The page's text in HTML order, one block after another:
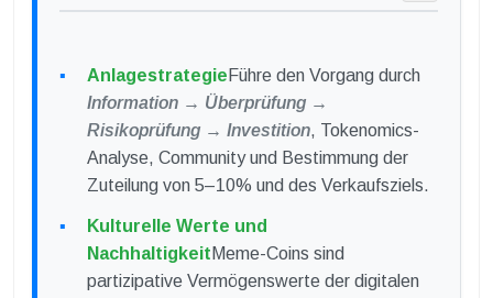
Anlagestrategie Führe den Vorgang durch
Information → Überprüfung →
Risikoprüfung → Investition, Tokenomics-
Analyse, Community und Bestimmung der
Zuteilung von 5–10% und des Verkaufsziels.
Kulturelle Werte und
Nachhaltigkeit Meme-Coins sind
partizipative Vermögenswerte der digitalen